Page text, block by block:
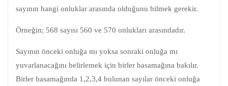
sayının hangi onluklar arasında olduğunu bilmek gerekir.
Örneğin; 568 sayısı 560 ve 570 onlukları arasındadır.
Sayının önceki onluğa mı yoksa sonraki onluğa mı
yuvarlanacağını belirlemek için birler basamağına bakılır.
Birler basamağında 1,2,3,4 bulunan sayılar önceki onluğa